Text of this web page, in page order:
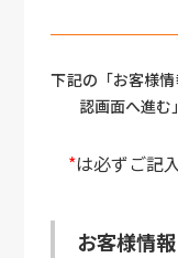
下記の「お客様
認画面へ進む
*は必ずご記
お客様情報